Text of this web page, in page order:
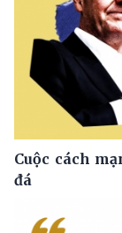
Cuộc cách
đá